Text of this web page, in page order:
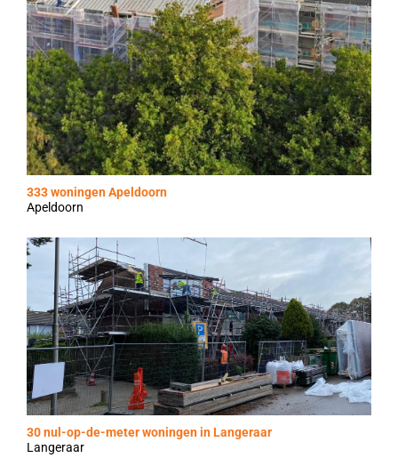
333 woningen Apeldoorn
Apeldoorn
30 nul-op-de-meter woningen in Langeraar
Langeraar